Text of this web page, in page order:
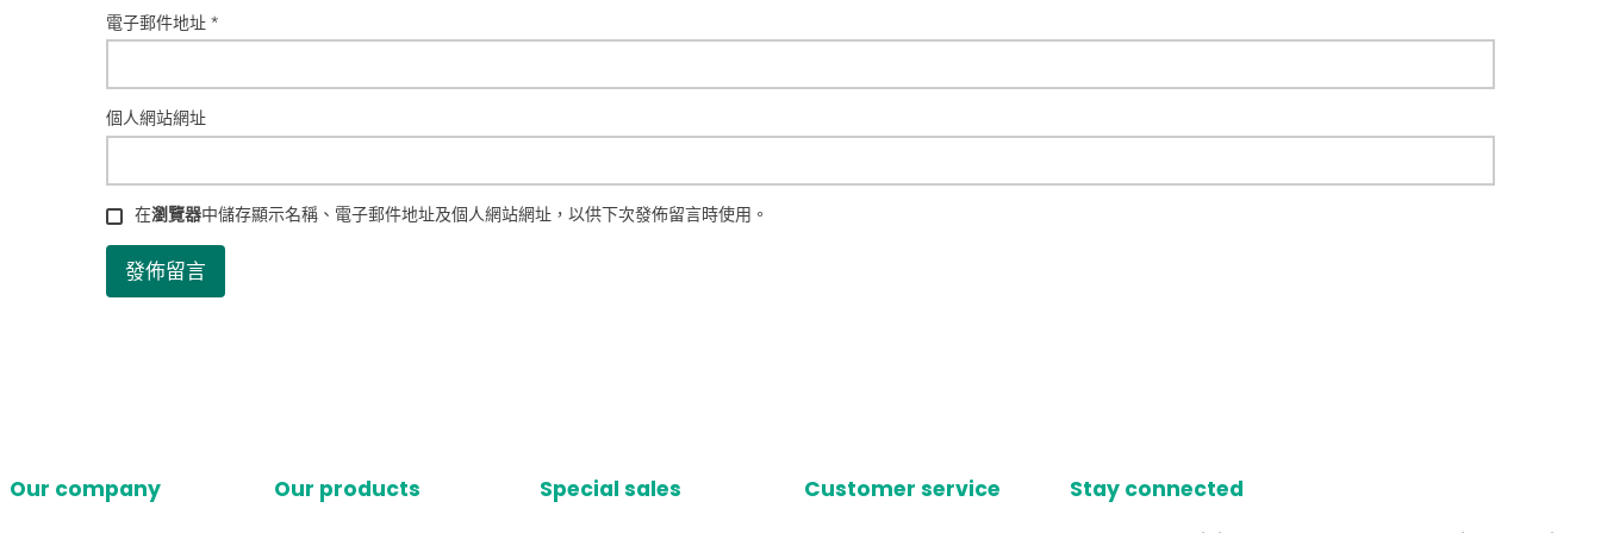
電子郵件地址 *
個人網站網址
在瀏覽器中儲存顯示名稱、電子郵件地址及個人網站網址，以供下次發佈留言時使用。
Our company Our products Special sales Customer service Stay connected